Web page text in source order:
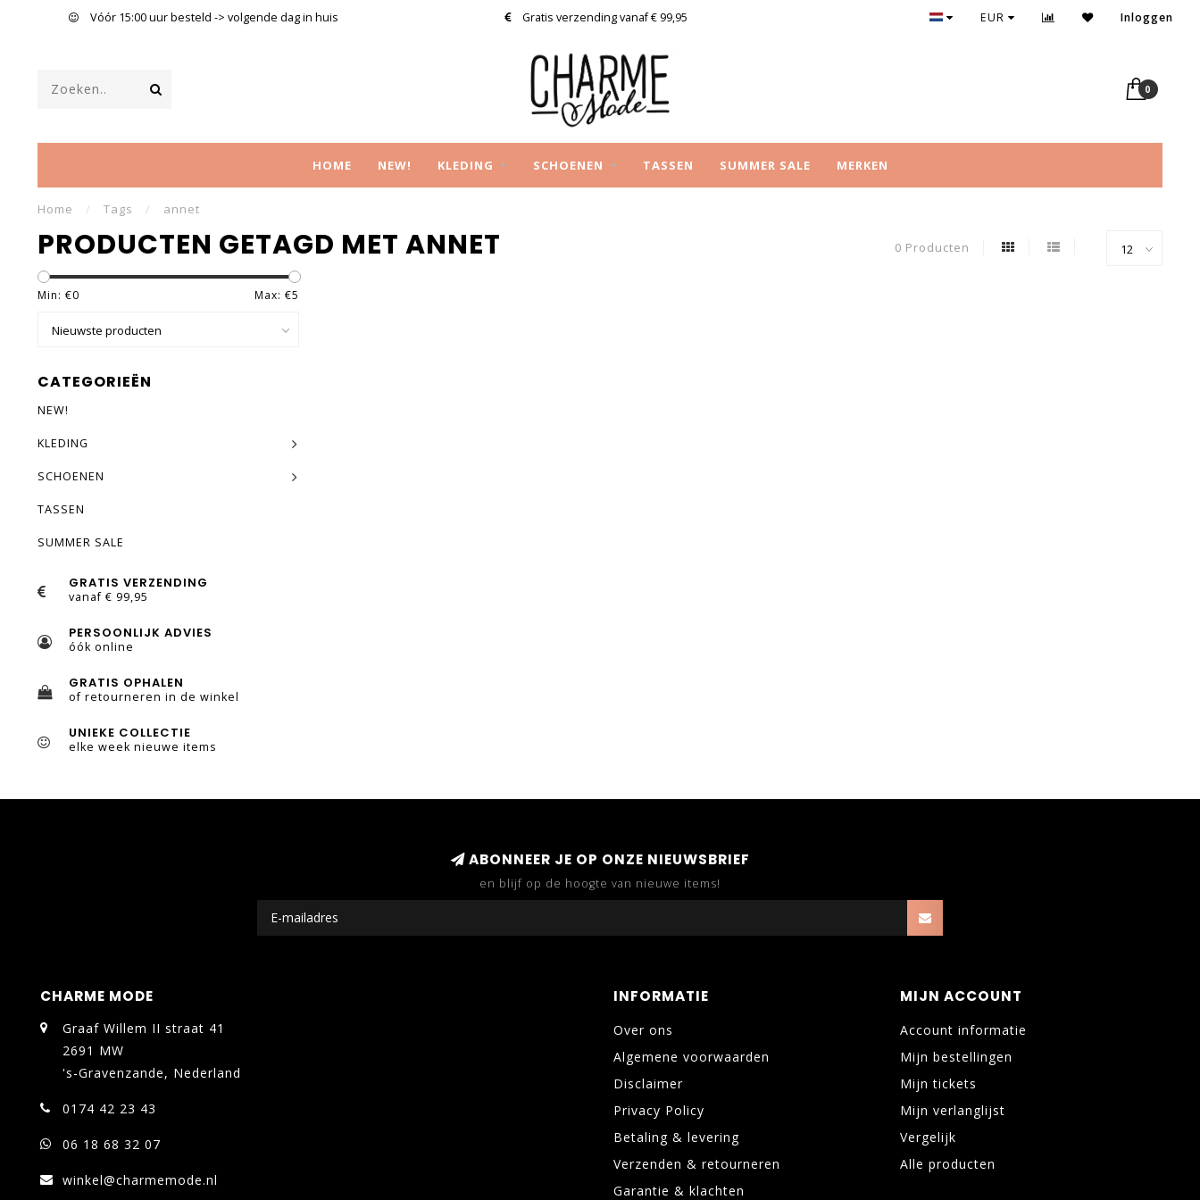
Vóór 15:00 uur besteld -> volgende dag in huis Gratis verzending vanaf € 99,95 Persoonlijk advies, óók online
EUR Inloggen
0
HOME NEW! KLEDING SCHOENEN TASSEN SUMMER SALE MERKEN
Home / Tags / annet
PRODUCTEN GETAGD MET ANNET 0 Producten
Min: €0 Max: €5
CATEGORIEËN
NEW!
KLEDING
SCHOENEN
TASSEN
SUMMER SALE
GRATIS VERZENDING
vanaf € 99,95
PERSOONLIJK ADVIES
óók online
GRATIS OPHALEN
of retourneren in de winkel
UNIEKE COLLECTIE
elke week nieuwe items
ABONNEER JE OP ONZE NIEUWSBRIEF
en blijf op de hoogte van nieuwe items!
CHARME MODE
Graaf Willem II straat 41
2691 MW
's-Gravenzande, Nederland
0174 42 23 43
06 18 68 32 07
winkel@charmemode.nl
INFORMATIE
Over ons
Algemene voorwaarden
Disclaimer
Privacy Policy
Betaling & levering
Verzenden & retourneren
Garantie & klachten
MIJN ACCOUNT
Account informatie
Mijn bestellingen
Mijn tickets
Mijn verlanglijst
Vergelijk
Alle producten